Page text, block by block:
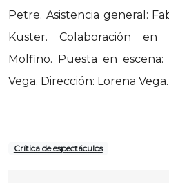
Petre. Asistencia general:
Kuster. Colaboración en
Molfino. Puesta en escena:
Vega. Dirección: Lorena Vega.
Crítica de espectáculos